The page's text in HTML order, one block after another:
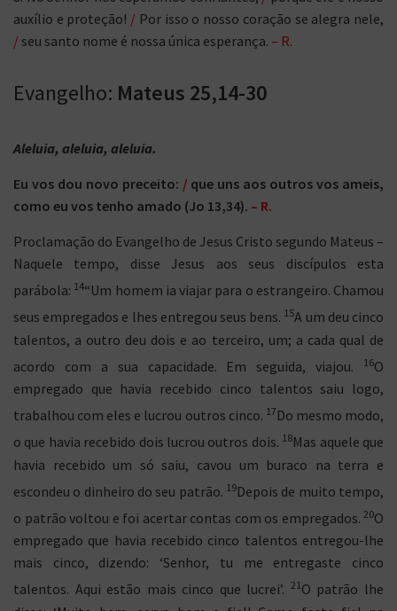
auxílio e proteção! / Por isso o nosso coração se alegra nele,
/ seu santo nome é nossa única esperança. – R.
Evangelho: Mateus 25,14-30
Aleluia, aleluia, aleluia.
Eu vos dou novo preceito: / que uns aos outros vos ameis,
como eu vos tenho amado (Jo 13,34). – R.
Proclamação do Evangelho de Jesus Cristo segundo Mateus –
Naquele tempo, disse Jesus aos seus discípulos esta
parábola: 14“Um homem ia viajar para o estrangeiro. Chamou
seus empregados e lhes entregou seus bens. 15A um deu cinco
talentos, a outro deu dois e ao terceiro, um; a cada qual de
acordo com a sua capacidade. Em seguida, viajou.
16O
empregado que havia recebido cinco talentos saiu logo,
trabalhou com eles e lucrou outros cinco. 17 Do mesmo modo,
o que havia recebido dois lucrou outros dois. 18Mas aquele que
havia recebido um só saiu, cavou um buraco na terra e
escondeu o dinheiro do seu patrão. 19Depois de muito tempo,
o patrão voltou e foi acertar contas com os empregados. 20O
empregado que havia recebido cinco talentos entregou-lhe
mais cinco, dizendo: ‘Senhor, tu me entregaste cinco
talentos. Aqui estão mais cinco que lucrei’. 21O patrão lhe